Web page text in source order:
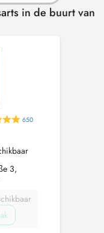
in de buurt van
650
3,